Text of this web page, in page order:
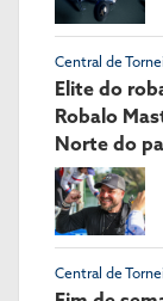
Central de
Elite do
Robalo
Norte do
Central de